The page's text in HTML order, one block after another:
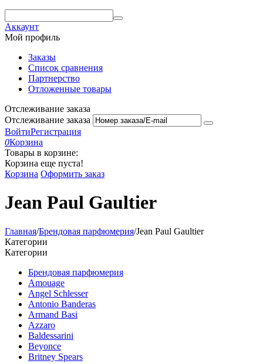
Аккаунт
Мой профиль
Заказы
Список сравнения
Партнерство
Отложенные товары
Отслеживание заказа
Отслеживание заказа
ВойтиРегистрация
0Корзина
Товары в корзине:
Корзина еще пуста!
Корзина Оформить заказ
Jean Paul Gaultier
Главная/Брендовая парфюмерия/Jean Paul Gaultier
Категории
Категории
Брендовая парфюмерия
Amouage
Angel Schlesser
Antonio Banderas
Armand Basi
Azzaro
Baldessarini
Beyonce
Britney Spears